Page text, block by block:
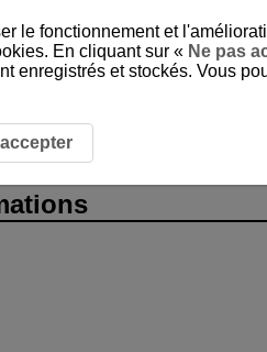
le fonctionnement et
En cliquant sur « Ne pas
enregistrés et stockés. Vous